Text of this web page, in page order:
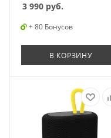
3 990 руб.
+ 80 Бонусов
В КОРЗИНУ